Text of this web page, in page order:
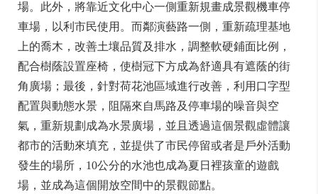
場。此外，將靠近文化中心一側重新規畫成景觀機車停
車場，以利市民使用。而鄰演藝路一側，重新疏理基地
上的喬木，改善土壤品質及排水，調整軟硬鋪面比例，
配合樹蔭設置座椅，使樹冠下方成為舒適具有遮蔭的街
角廣場；最後，針對荷花池區域進行改善，利用口字型
配置與動態水景，阻隔來自馬路及停車場的噪音與空
氣，重新規劃成為水景廣場，並且透過這個景觀虛體讓
都市的活動來填充，並提供了市民停留或者是戶外活動
發生的場所，10公分的水池也成為夏日裡孩童的遊戲
場，並成為這個開放空間中的景觀節點。